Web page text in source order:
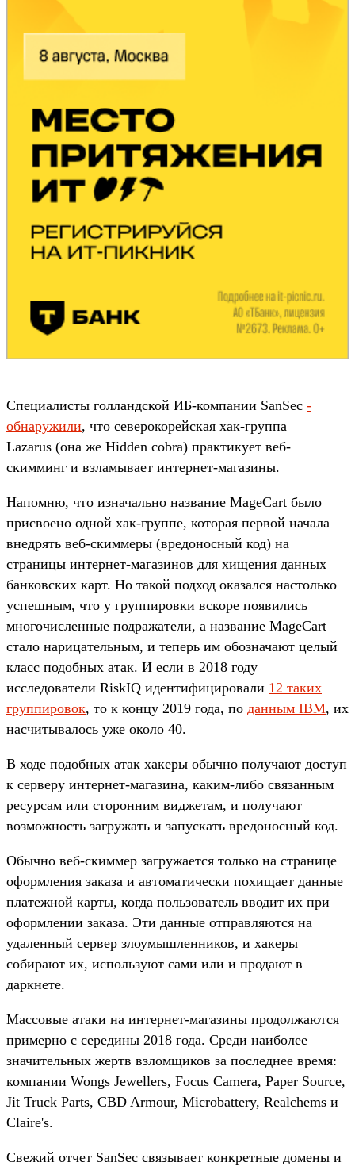
Специалисты голландской ИБ-компании SanSec ­
обнаружили, что северокорейская хак-группа
Lazarus (она же Hidden cobra) практикует веб-
скимминг и взламывает интернет-магазины.­
Напомню, что изначально название MageCart было
присвоено одной хак-группе, которая первой начала
внедрять веб-скиммеры (вредоносный код) на
страницы интернет-магазинов для хищения данных
банковских карт. Но такой подход оказался настолько
успешным, что у группировки вскоре появились
многочисленные подражатели, а название MageCart
стало нарицательным, и теперь им обозначают целый
класс подобных атак. И если в 2018 году
исследователи RiskIQ идентифицировали 12 таких
группировок, то к концу 2019 года, по данным IBM, их
насчитывалось уже около 40.
В ходе подобных атак хакеры обычно получают доступ
к серверу интернет-магазина, каким-либо связанным
ресурсам или сторонним виджетам, и получают
возможность загружать и запускать вредоносный код.
Обычно веб-скиммер загружается только на странице
оформления заказа и автоматически похищает данные
платежной карты, когда пользователь вводит их при
оформлении заказа. Эти данные отправляются на
удаленный сервер злоумышленников, и хакеры
собирают их, используют сами или и продают в
даркнете.
Массовые атаки на интернет-магазины продолжаются
примерно с середины 2018 года. Среди наиболее
значительных жертв взломщиков за последнее время:
компании Wongs Jewellers, Focus Camera, Paper Source,
Jit Truck Parts, CBD Armour, Microbattery, Realchems и
Claire's.
Свежий отчет SanSec связывает конкретные домены и